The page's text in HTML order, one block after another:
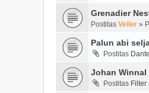
Grenadier
Postitas Veiler »
Palun abi
Postitas
Johan Winnal
Postitas Filter